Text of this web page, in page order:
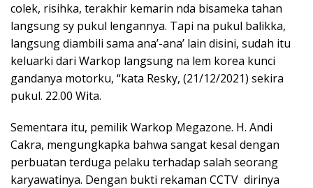
colek, risihka, terakhir kemarin nda bisameka tahan
langsung sy pukul lengannya. Tapi na pukul balikka,
langsung diambili sama ana’-ana’ lain disini, sudah itu
keluarki dari Warkop langsung na lem korea kunci
gandanya motorku, “kata Resky, (21/12/2021) sekira
pukul. 22.00 Wita.
Sementara itu, pemilik Warkop Megazone. H. Andi
Cakra, mengungkapka bahwa sangat kesal dengan
perbuatan terduga pelaku terhadap salah seorang
karyawatinya. Dengan bukti rekaman CCTV dirinya